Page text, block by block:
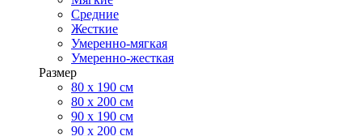
Средние
Жесткие
Умеренно-мягкая
Умеренно-жесткая
Размер
80 х 190 см
80 х 200 см
90 х 190 см
90 х 200 см